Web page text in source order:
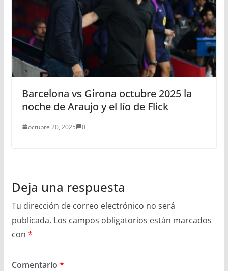
Barcelona vs Girona octubre 2025 la
noche de Araujo y el lío de Flick
octubre 20, 2025 0
Deja una respuesta
Tu dirección de correo electrónico no será
publicada. Los campos obligatorios están marcados
con *
Comentario *